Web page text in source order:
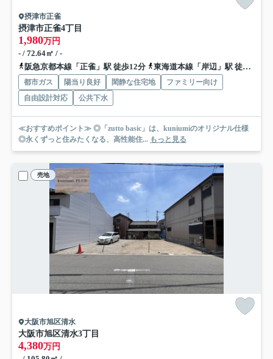
摂津市正雀
摂津市正雀4丁目
1,980万円
- / 72.64㎡ / -
阪急京都本線「正雀」駅 徒歩12分
東海道本線「岸辺」駅 徒歩19分
都市ガス 陽当り良好 閑静な住宅地
ファミリー向け
自由設計対応
公共下水
≪おすすめポイント≫ ◎「zutto basic」は、kuniumiのオリジナル仕様
◎永くずっと住みたくなる、高性能住... もっと見る
売地
大阪市旭区清水
大阪市旭区清水3丁目
4,380万円